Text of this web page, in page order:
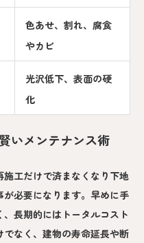
色あせ、割れ、腐食
やカビ
光沢低下、表面の硬
化
いメンテナンス術
工だけで済まなくなり下地
必要になります。早めに手
長期的にはトータルコスト
なく、建物の寿命延長や断